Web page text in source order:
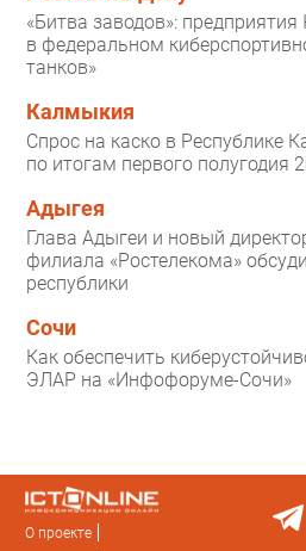
«Битва заводов»:
в федеральном
танков»
Калмыкия
Спрос на каско в Республике
по итогам первого полугодия
Адыгея
Глава Адыгеи и новый
филиала «Ростелекома»
республики
Сочи
Как обеспечить
ЭЛАР на «Инфофоруме-Сочи»
О проекте